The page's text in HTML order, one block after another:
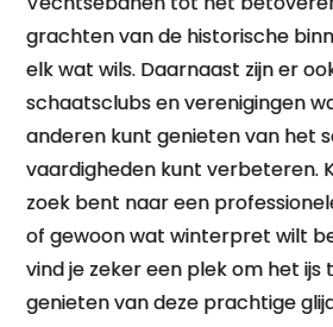
grachten van de historische
elk wat wils. Daarnaast zijn er
schaatsclubs en verenigingen
anderen kunt genieten van het
vaardigheden kunt verbeteren.
zoek bent naar een
of gewoon wat winterpret wilt
vind je zeker een plek om het
genieten van deze prachtige